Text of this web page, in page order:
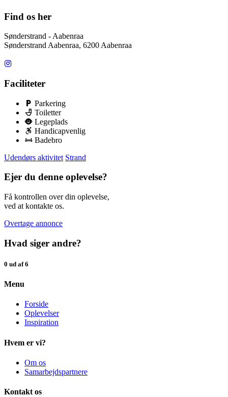
Find os her
Sønderstrand - Aabenraa
Sønderstrand Aabenraa, 6200 Aabenraa
Faciliteter
Parkering
Toiletter
Legeplads
Handicapvenlig
Badebro
Udendørs aktivitet Strand
Ejer du denne oplevelse?
Få kontrollen over din oplevelse,
ved at kontakte os.
Overtage annonce
Hvad siger andre?
0 ud af 6
Menu
Forside
Oplevelser
Inspiration
Hvem er vi?
Om os
Samarbejdspartnere
Kontakt os